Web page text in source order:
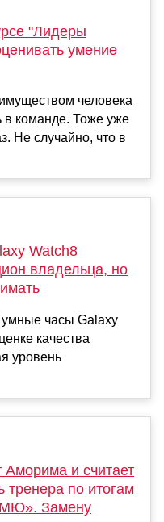
"Лидеры
умение
человека
в команде. Тоже уже
Не случайно, что в
Watch8
владельца, но
умные часы Galaxy
качества
уровень
и считает
по итогам
Замену